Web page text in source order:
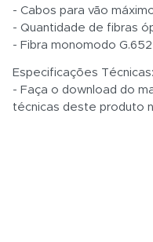
- Cabos para vão
- Quantidade de fibras
- Fibra monomodo
Especificações Técnicas:
- Faça o download do
técnicas deste produto